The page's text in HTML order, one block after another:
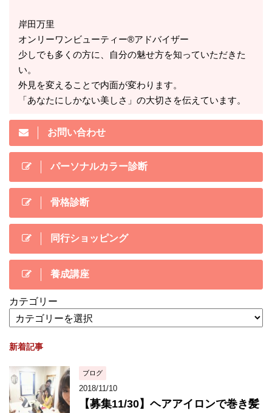
岸田万里
オンリーワンビューティー®アドバイザー
少しでも多くの方に、自分の魅せ方を知っていただきた
い。
外見を変えることで内面が変わります。
「あなたにしかない美しさ」の大切さを伝えています。
お問い合わせ
パーソナルカラー診断
骨格診断
同行ショッピング
養成講座
カテゴリー
新着記事
ブログ
2018/11/10
【募集11/30】ヘアアイロンで巻き髪